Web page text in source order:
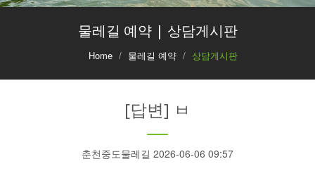
물레길 예약 | 상담게시판
Home 물레길 예약 상담게시판
[답변] ㅂ
춘천중도물레길 2026-06-06 09:57